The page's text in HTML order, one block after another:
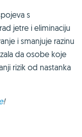
s
jetre i eliminaciju
i smanjuje razinu
da osobe koje
rizik od nastanka
!